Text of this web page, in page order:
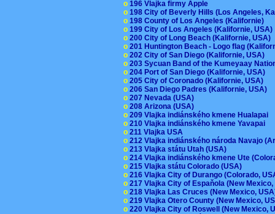
o 196 Vlajka firmy Apple
o 198 City of Beverly Hills (Los Angeles,
o 198 County of Los Angeles (Kalifornie)
o 199 City of Los Angeles (Kalifornie,
o 200 City of Long Beach (Kalifornie, USA)
o 201 Huntington Beach - Logo flag
o 202 City of San Diego (Kalifornie, USA)
o 203 Sycuan Band of the Kumeyaay
o 204 Port of San Diego (Kalifornie, USA)
o 205 City of Coronado (Kalifornie, USA)
o 206 San Diego Padres (Kalifornie, USA)
o 207 Nevada (USA)
o 208 Arizona (USA)
o 209 Vlajka indiánského kmene Hualapai
o 210 Vlajka indiánského kmene Yavapai
o 211 Vlajka USA
o 212 Vlajka indiánského národa Navajo
o 213 Vlajka státu Utah (USA)
o 214 Vlajka indiánského kmene Ute
o 215 Vlajka státu Colorado (USA)
o 216 Vlajka City of Durango (Colorado,
o 217 Vlajka City of Espaňola (New
o 218 Vlajka Las Cruces (New Mexico,
o 219 Vlajka Otero County (New Mexico,
o 220 Vlajka City of Roswell (New Mexico,